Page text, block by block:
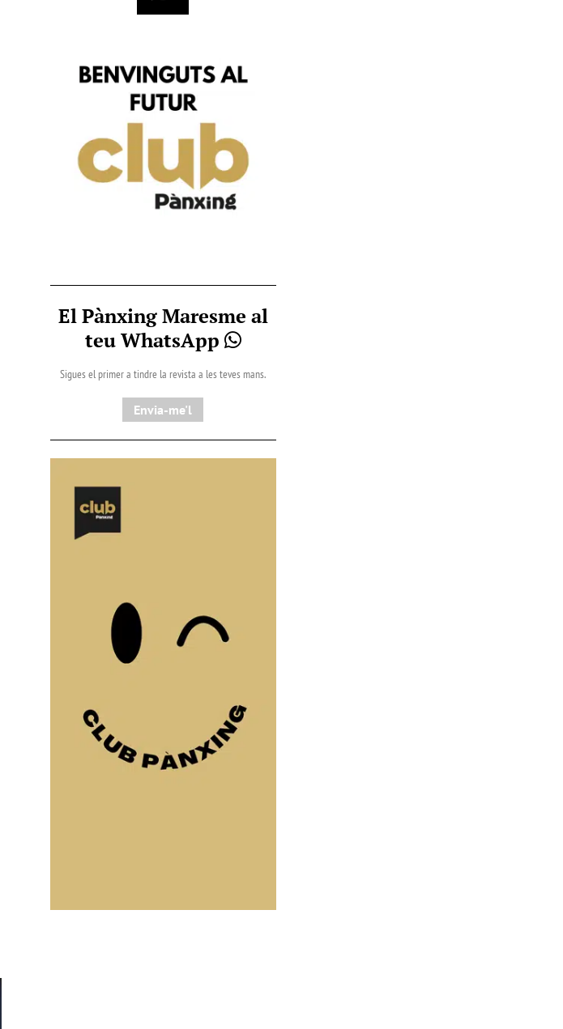
El Pànxing Maresme al
teu WhatsApp
Sigues el primer a tindre la revista a les teves mans.
Envia-me'l